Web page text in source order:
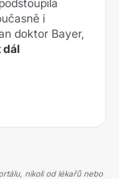
i
doktor Bayer,
dál
nikoli od lékařů nebo